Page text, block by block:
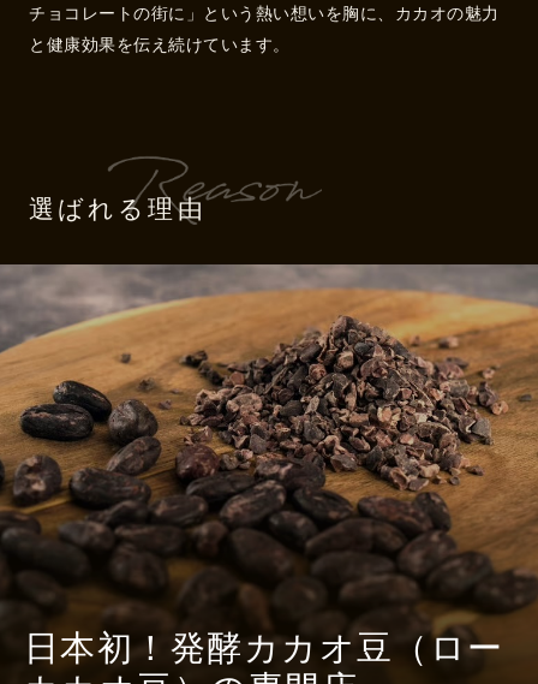
チョコレートの街に」という熱い想いを胸に、カカオの魅力
と健康効果を伝え続けています。
選ばれる理由
日本初！発酵カカオ豆（ロー